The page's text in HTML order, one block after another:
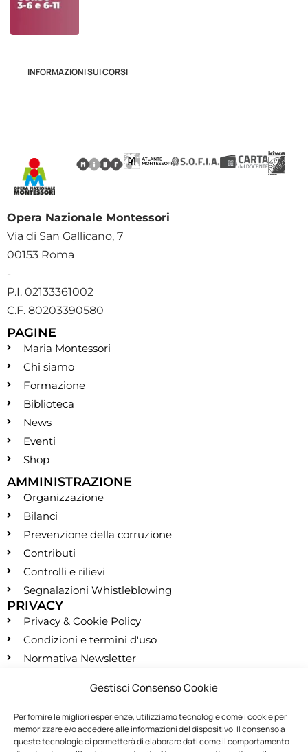
Gestisci Consenso Cookie
Per fornire le migliori esperienze, utilizziamo tecnologie come i cookie per
memorizzare e/o accedere alle informazioni del dispositivo. Il consenso a
queste tecnologie ci permetterà di elaborare dati come il comportamento
INFORMAZIONI SUI CORSI
Opera Nazionale Montessori
Via di San Gallicano, 7
00153 Roma
-
P.I. 02133361002
C.F. 80203390580
PAGINE
Maria Montessori
Chi siamo
Formazione
Biblioteca
News
Eventi
Shop
AMMINISTRAZIONE
Organizzazione
Bilanci
Prevenzione della corruzione
Contributi
Controlli e rilievi
Segnalazioni Whistleblowing
PRIVACY
Privacy & Cookie Policy
Condizioni e termini d'uso
Normativa Newsletter
segreteria@montessori.it
(+39) 06.584.865
(+39) 06.587.959
SOCIALS